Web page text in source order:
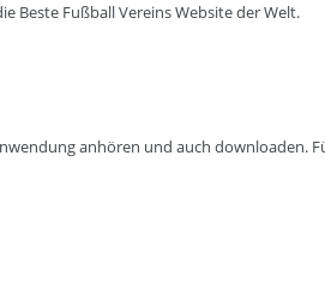
Beste Fußball Vereins Website der Welt.
anhören und auch downloaden.